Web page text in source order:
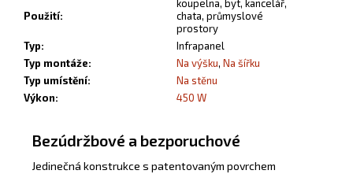
Použití:
koupelna, byt, kancelář,
chata, průmyslové
prostory
Typ:
Infrapanel
Typ montáže: Na výšku, Na šířku
Typ umístění:
Na stěnu
Výkon: 450 W
Bezúdržbové a bezporuchové
Jedinečná konstrukce s patentovaným povrchem